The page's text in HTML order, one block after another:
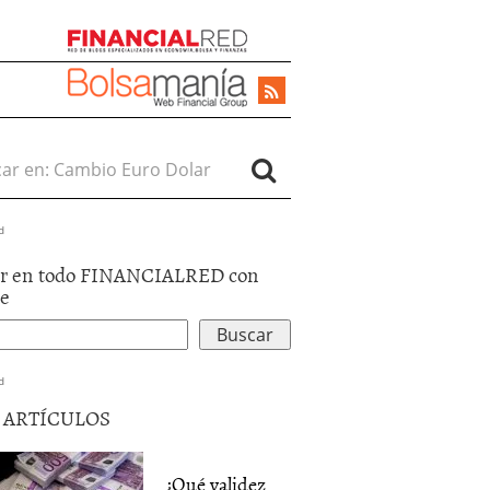
en:
en todo FINANCIALRED con
ARTÍCULOS
¿Qué validez